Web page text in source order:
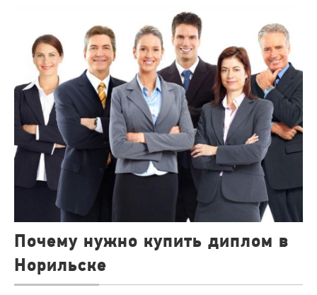
Почему нужно купить диплом в
Норильске